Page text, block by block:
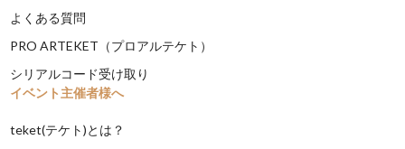
よくある質問
PRO ARTEKET（プロアルテケト）
シリアルコード受け取り
イベント主催者様へ
teket(テケト)とは？